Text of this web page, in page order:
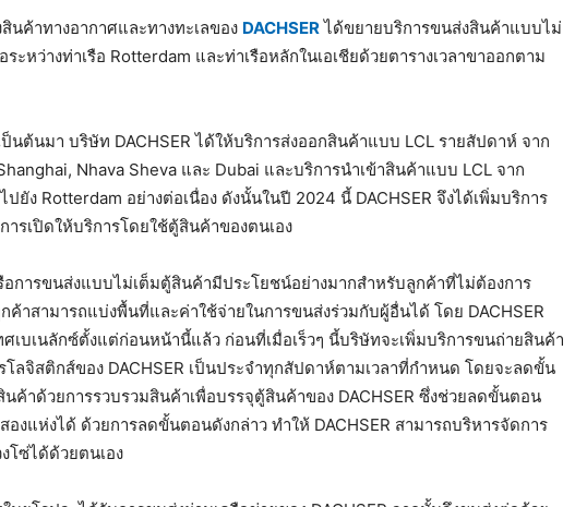
นค้าทางอากาศและทางทะเลของ DACHSERได้ขยายบริการขนส่งสินค้าแบบไม่
ะหว่างท่าเรือ Rotterdam และท่าเรือหลักในเอเชียด้วยตารางเวลาขาออกตาม
นต้นมา บริษัท DACHSER ได้ให้บริการส่งออกสินค้าแบบ LCL รายสัปดาห์ จาก
Nhava Sheva และ Dubai และบริการนำเข้าสินค้าแบบ LCL จาก
ยัง Rotterdam อย่างต่อเนื่อง ดังนั้นในปี 2024 นี้ DACHSER จึงได้เพิ่มบริการ
รเปิดให้บริการโดยใช้ตู้สินค้าของตนเอง
การขนส่งแบบไม่เต็มตู้สินค้ามีประโยชน์อย่างมากสำหรับลูกค้าที่ไม่ต้องการ
าสามารถแบ่งพื้นที่และค่าใช้จ่ายในการขนส่งร่วมกับผู้อื่นได้ โดย DACHSER
ศเบเนลักซ์ตั้งแต่ก่อนหน้านี้แล้ว ก่อนที่เมื่อเร็วๆ นี้บริษัทจะเพิ่มบริการขนถ่ายสินค้า
ลจิสติกส์ของ DACHSER เป็นประจำทุกสัปดาห์ตามเวลาที่กำหนด โดยจะลดขั้น
ค้าด้วยการรวบรวมสินค้าเพื่อบรรจุตู้สินค้าของ DACHSER ซึ่งช่วยลดขั้นตอน
องแห่งได้ ด้วยการลดขั้นตอนดังกล่าว ทำให้ DACHSER สามารถบริหารจัดการ
โซ่ได้ด้วยตนเอง